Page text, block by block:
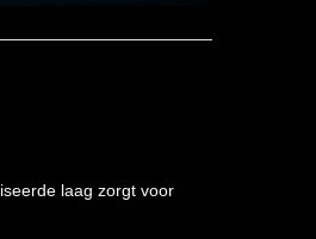
laag zorgt voor